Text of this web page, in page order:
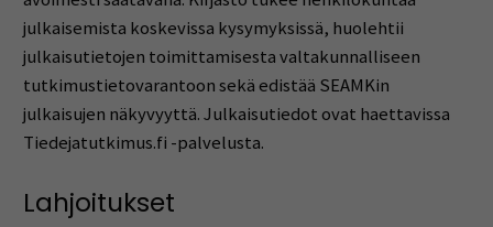
julkaisemista koskevissa kysymyksissä, huolehtii
julkaisutietojen toimittamisesta valtakunnalliseen
tutkimustietovarantoon sekä edistää SEAMKin
julkaisujen näkyvyyttä. Julkaisutiedot ovat haettavissa
Tiedejatutkimus.fi -palvelusta.
Lahjoitukset